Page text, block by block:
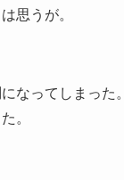
思うが。
なってしまった。
。